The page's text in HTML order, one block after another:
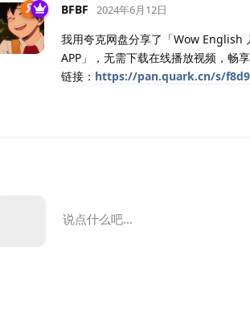
BFBF 2024年6月12日
我用夸克网盘分享了「Wow English
APP」，无需下载在线播放视频，畅
链接： https://pan.quark.cn/s/
说点什么吧...